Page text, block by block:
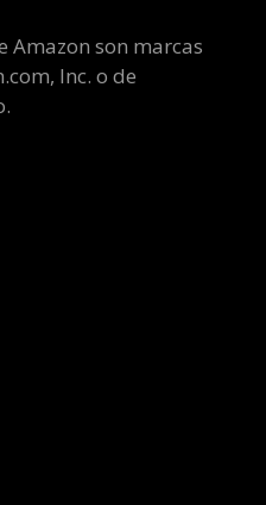
Amazon son marcas
Inc. o de